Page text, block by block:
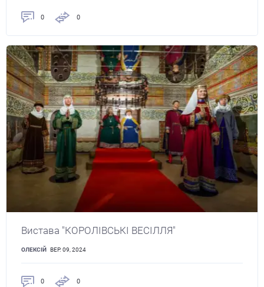
0 0
Вистава "КОРОЛІВСЬКІ ВЕСІЛЛЯ"
ОЛЕКСІЙ ВЕР. 09, 2024
0 0